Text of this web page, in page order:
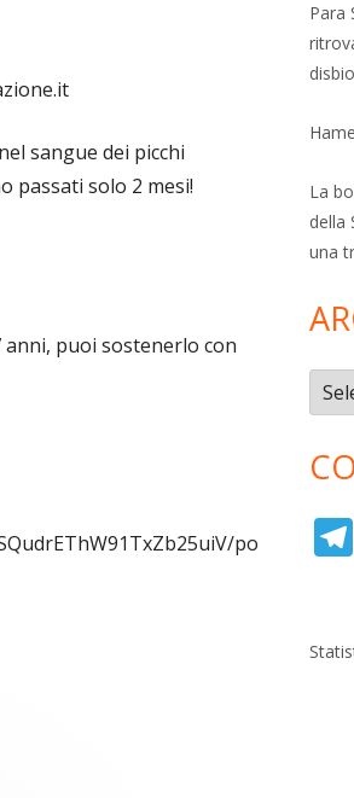
sangue dei picchi
passati solo 2 mesi!
puoi sostenerlo con
po
Para
La
della
una